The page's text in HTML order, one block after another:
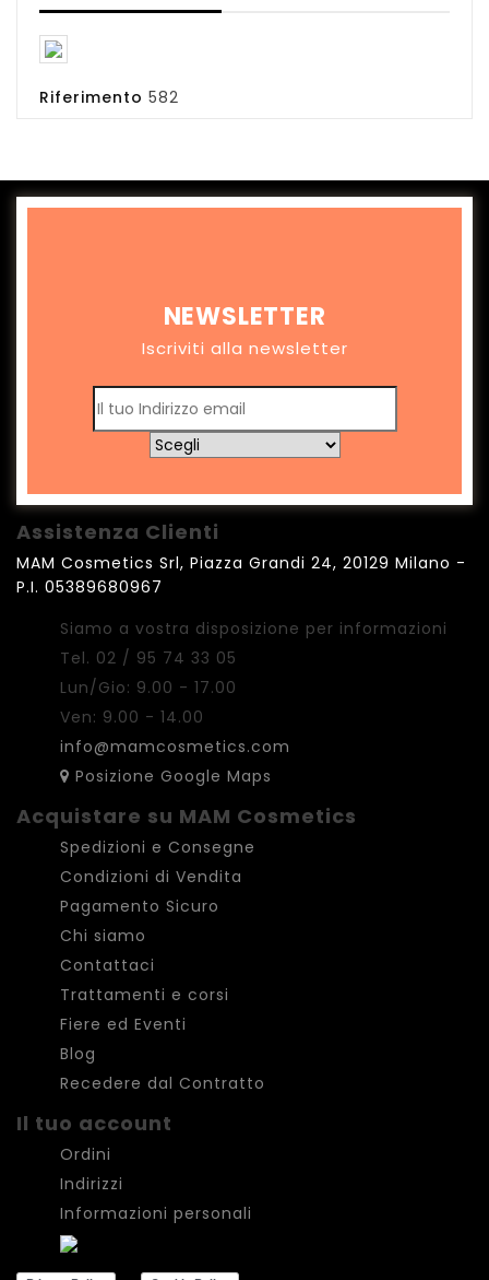
Riferimento 582
NEWSLETTER
Iscriviti alla newsletter
Assistenza Clienti
MAM Cosmetics Srl, Piazza Grandi 24, 20129 Milano -
P.I. 05389680967
Siamo a vostra disposizione per informazioni
Tel. 02 / 95 74 33 05
Lun/Gio: 9.00 - 17.00
Ven: 9.00 - 14.00
info@mamcosmetics.com
Posizione Google Maps
Acquistare su MAM Cosmetics
Spedizioni e Consegne
Condizioni di Vendita
Pagamento Sicuro
Chi siamo
Contattaci
Trattamenti e corsi
Fiere ed Eventi
Blog
Recedere dal Contratto
Il tuo account
Ordini
Indirizzi
Informazioni personali